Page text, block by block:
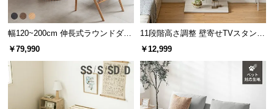
ロ
グ
オープンスペースの内寸
奥行
約41㎝
幅120~200cm 伸長式ラウンドダイ
ニングテーブル 6人掛け 天然木突
￥79,990
11段階高さ調整 壁寄せTVスタンド
キャスター付き 上下左右角度調節
￥12,999